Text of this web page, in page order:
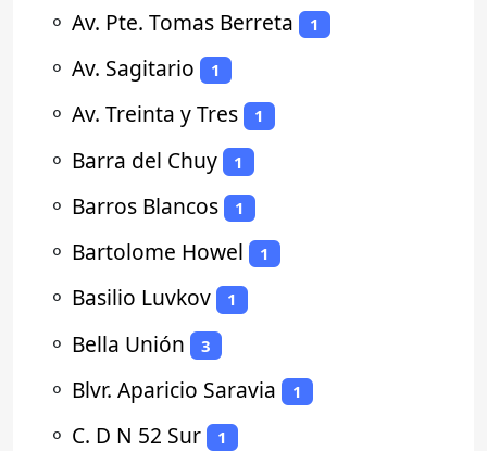
⚬ Av. Pte. Tomas Berreta 1
⚬ Av. Sagitario 1
⚬ Av. Treinta y Tres 1
⚬ Barra del Chuy 1
⚬ Barros Blancos 1
⚬ Bartolome Howel 1
⚬ Basilio Luvkov 1
⚬ Bella Unión 3
⚬ Blvr. Aparicio Saravia 1
⚬ C. D N 52 Sur 1